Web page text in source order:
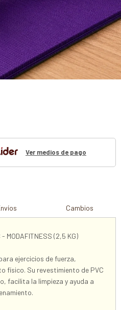
Ver medios de pago
Cambios
- MODAFITNESS (2,5 KG)
ejercicios de fuerza,
físico. Su revestimiento de PVC
facilita la limpieza y ayuda a